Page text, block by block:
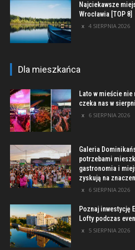
Najciekawsze
Wrocławia [TOP 8]
4 SIERPNIA 2026
Dla mieszkańca
Lato w mieście nie
czeka nas w
6 SIERPNIA 2026
Galeria
potrzebami
gastronomia i
zyskują na
6 SIERPNIA 2026
Poznaj inwestycję
Lofty podczas
5 SIERPNIA 2026